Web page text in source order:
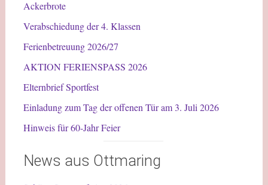
Ackerbrote
Verabschiedung der 4. Klassen
Ferienbetreuung 2026/27
AKTION FERIENSPASS 2026
Elternbrief Sportfest
Einladung zum Tag der offenen Tür am 3. Juli 2026
Hinweis für 60-Jahr Feier
News aus Ottmaring